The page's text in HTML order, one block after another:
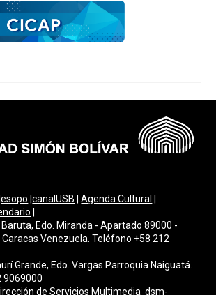
|esopo |canalUSB |Agenda Cultural
Edo. Miranda - Apartado 89000 -
Caracas Venezuela. Teléfono +58 212
Grande, Edo. Vargas Parroquia Naiguatá.
9069000
de Servicios Multimediadsm-